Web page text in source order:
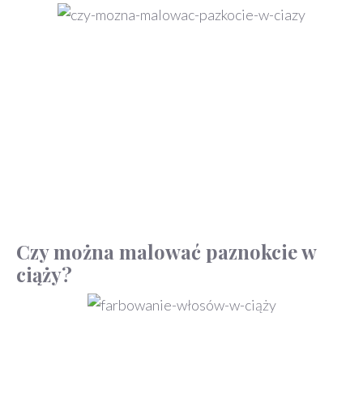
Czy można malować paznokcie w
ciąży?